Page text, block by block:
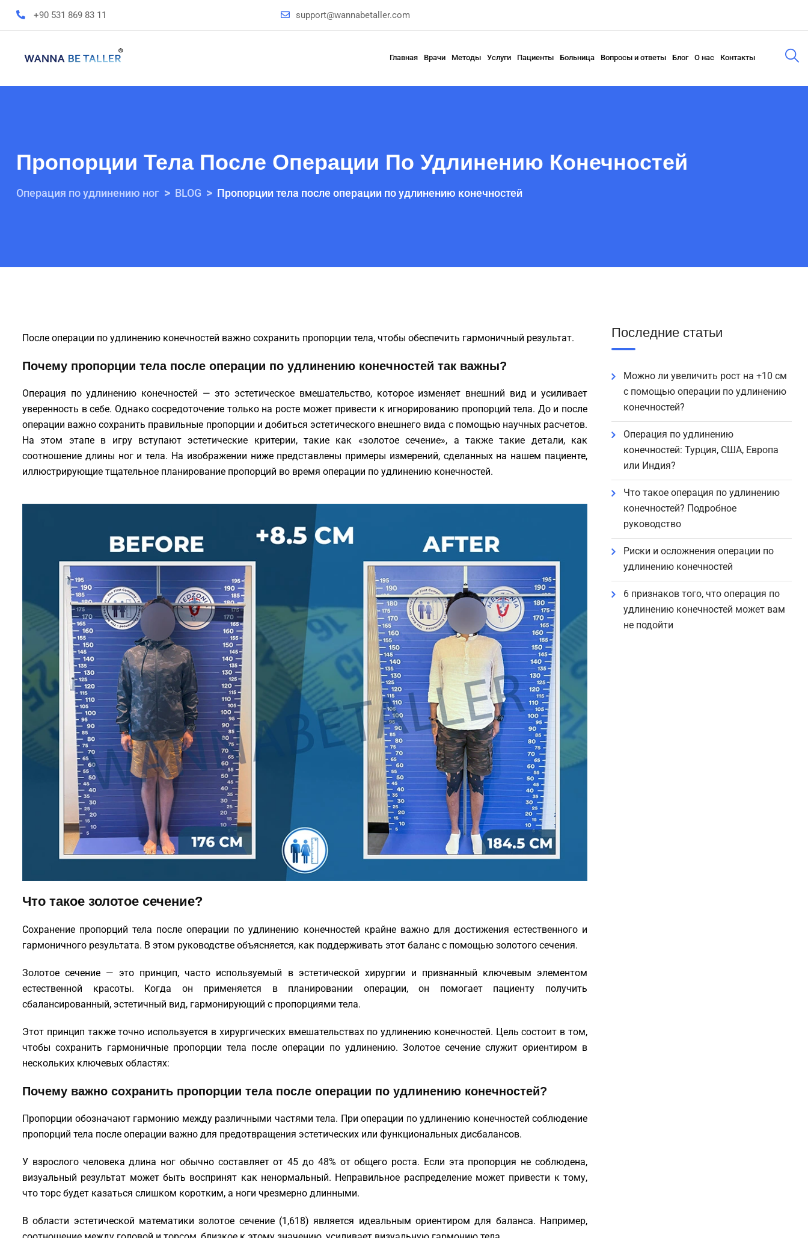
+90 531 869 83 11 support@wannabetaller.com
Главная Врачи Методы Услуги Пациенты Больница Вопросы и ответы Блог О нас Контакты
Пропорции Тела После Операции По Удлинению Конечностей
Операция по удлинению ног > BLOG > Пропорции тела после операции по удлинению конечностей
После операции по удлинению конечностей важно сохранить пропорции тела, чтобы обеспечить гармоничный результат.
Почему пропорции тела после операции по удлинению конечностей так важны?
Операция по удлинению конечностей — это эстетическое вмешательство, которое изменяет внешний вид и усиливает
уверенность в себе. Однако сосредоточение только на росте может привести к игнорированию пропорций тела. До и после
операции важно сохранить правильные пропорции и добиться эстетического внешнего вида с помощью научных расчетов.
На этом этапе в игру вступают эстетические критерии, такие как «золотое сечение», а также такие детали, как
соотношение длины ног и тела. На изображении ниже представлены примеры измерений, сделанных на нашем пациенте,
иллюстрирующие тщательное планирование пропорций во время операции по удлинению конечностей.
Что такое золотое сечение?
Сохранение пропорций тела после операции по удлинению конечностей крайне важно для достижения естественного и
гармоничного результата. В этом руководстве объясняется, как поддерживать этот баланс с помощью золотого сечения.
Золотое сечение — это принцип, часто используемый в эстетической хирургии и признанный ключевым элементом
естественной красоты. Когда он применяется в планировании операции, он помогает пациенту получить
сбалансированный, эстетичный вид, гармонирующий с пропорциями тела.
Этот принцип также точно используется в хирургических вмешательствах по удлинению конечностей. Цель состоит в том,
чтобы сохранить гармоничные пропорции тела после операции по удлинению. Золотое сечение служит ориентиром в
нескольких ключевых областях:
Почему важно сохранить пропорции тела после операции по удлинению конечностей?
Пропорции обозначают гармонию между различными частями тела. При операции по удлинению конечностей соблюдение
пропорций тела после операции важно для предотвращения эстетических или функциональных дисбалансов.
У взрослого человека длина ног обычно составляет от 45 до 48% от общего роста. Если эта пропорция не соблюдена,
визуальный результат может быть воспринят как ненормальный. Неправильное распределение может привести к тому,
что торс будет казаться слишком коротким, а ноги чрезмерно длинными.
В области эстетической математики золотое сечение (1,618) является идеальным ориентиром для баланса. Например,
Последние статьи
Можно ли увеличить рост на +10 см
с помощью операции по удлинению
конечностей?
Операция по удлинению
конечностей: Турция, США, Европа
или Индия?
Что такое операция по удлинению
конечностей? Подробное
руководство
Риски и осложнения операции по
удлинению конечностей
6 признаков того, что операция по
удлинению конечностей может вам
не подойти